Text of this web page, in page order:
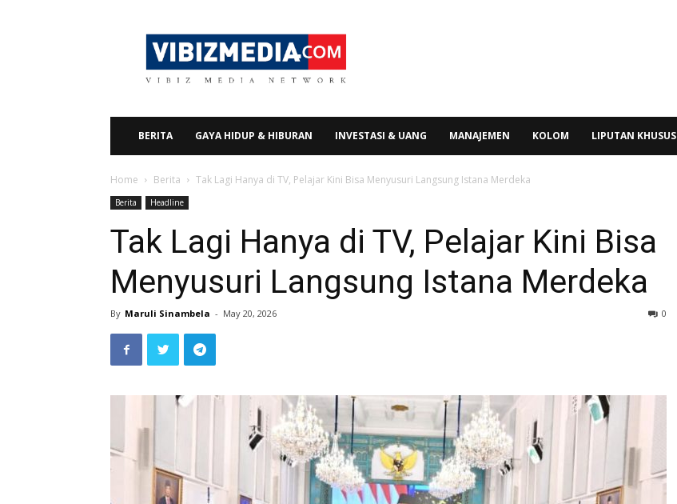
Vibizmedia.com
BERITA GAYA HIDUP & HIBURAN INVESTASI & UANG MANAJEMEN KOLOM LIPUTAN KHUSUS
Home Berita Tak Lagi Hanya di TV, Pelajar Kini Bisa Menyusuri Langsung Istana Merdeka
Berita Headline
Tak Lagi Hanya di TV, Pelajar Kini Bisa
Menyusuri Langsung Istana Merdeka
By Maruli Sinambela - May 20, 2026 0